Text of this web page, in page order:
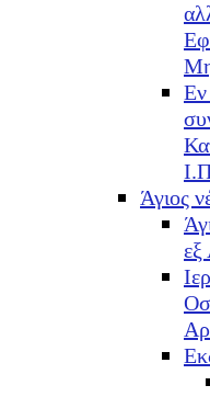
Εν
Άγιος
εξ